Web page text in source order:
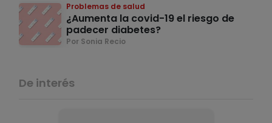
Problemas de salud
¿Aumenta la covid-19 el riesgo de
padecer diabetes?
Por Sonia Recio
De interés